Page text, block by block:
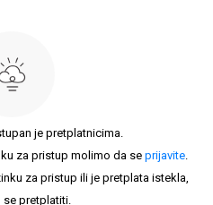
je pretplatnicima.
za pristup molimo da se prijavite.
za pristup ili je pretplata istekla,
pretplatiti.